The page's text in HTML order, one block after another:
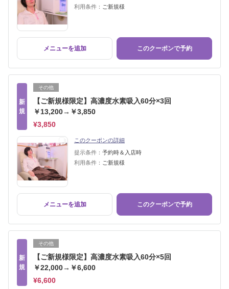
利用条件： ご新規様
メニューを追加 このクーポンで予約
新
規
その他
【ご新規様限定】高濃度水素吸入60分×3回
￥13,200→￥3,850
¥3,850
このクーポンの詳細
提示条件： 予約時＆入店時
利用条件： ご新規様
メニューを追加 このクーポンで予約
新
規
その他
【ご新規様限定】高濃度水素吸入60分×5回
￥22,000→￥6,600
¥6,600